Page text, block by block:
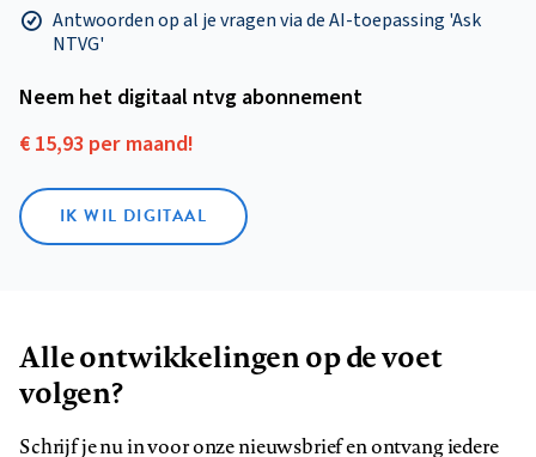
Antwoorden op al je vragen via de AI-toepassing 'Ask
NTVG'
Neem het digitaal ntvg abonnement
€ 15,93 per maand!
IK WIL DIGITAAL
Alle ontwikkelingen op de voet
volgen?
Schrijf je nu in voor onze nieuwsbrief en ontvang iedere